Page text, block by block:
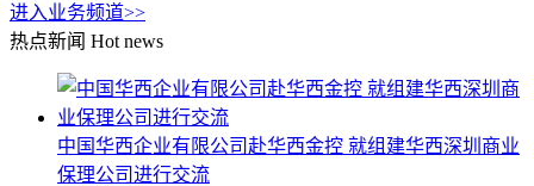
进入业务频道>>
热点新闻 Hot news
中国华西企业有限公司赴华西金控 就组建华西深圳商业
保理公司进行交流